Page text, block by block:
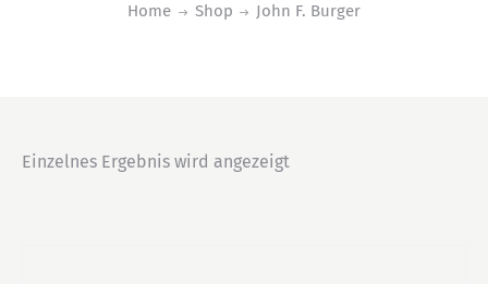
Home Shop John F. Burger
Einzelnes Ergebnis wird angezeigt